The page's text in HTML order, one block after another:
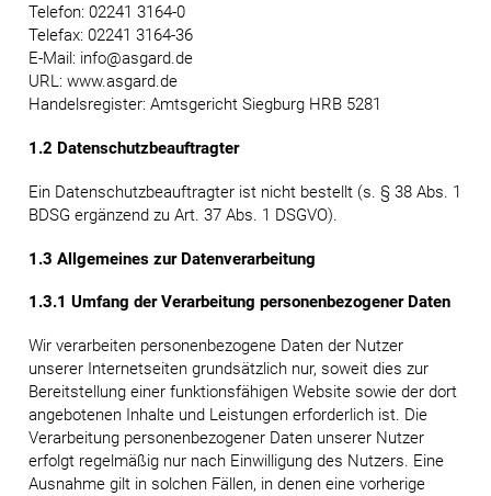
Telefon: 02241 3164-0
Telefax: 02241 3164-36
E-Mail: info@asgard.de
URL: www.asgard.de
Handelsregister: Amtsgericht Siegburg HRB 5281
1.2 Datenschutzbeauftragter
Ein Datenschutzbeauftragter ist nicht bestellt (s. § 38 Abs. 1
BDSG ergänzend zu Art. 37 Abs. 1 DSGVO).
1.3 Allgemeines zur Datenverarbeitung
1.3.1 Umfang der Verarbeitung personenbezogener Daten
Wir verarbeiten personenbezogene Daten der Nutzer
unserer Internetseiten grundsätzlich nur, soweit dies zur
Bereitstellung einer funktionsfähigen Website sowie der dort
angebotenen Inhalte und Leistungen erforderlich ist. Die
Verarbeitung personenbezogener Daten unserer Nutzer
erfolgt regelmäßig nur nach Einwilligung des Nutzers. Eine
Ausnahme gilt in solchen Fällen, in denen eine vorherige